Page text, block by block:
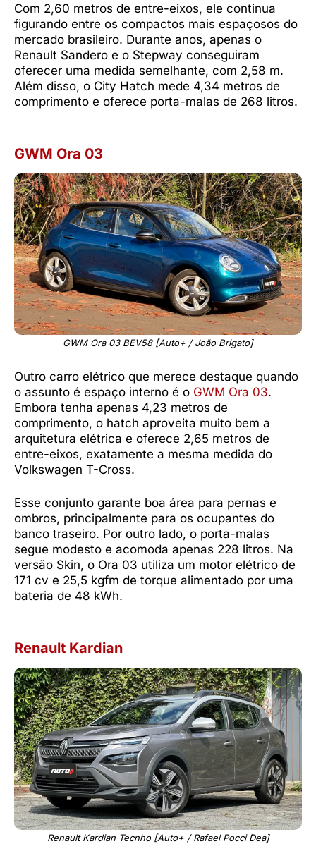
Com 2,60 metros de entre-eixos, ele continua
figurando entre os compactos mais espaçosos do
mercado brasileiro. Durante anos, apenas o
Renault Sandero e o Stepway conseguiram
oferecer uma medida semelhante, com 2,58 m.
Além disso, o City Hatch mede 4,34 metros de
comprimento e oferece porta-malas de 268 litros.
GWM Ora 03
GWM Ora 03 BEV58 [Auto+ / João Brigato]
Outro carro elétrico que merece destaque quando
o assunto é espaço interno é o GWM Ora 03.
Embora tenha apenas 4,23 metros de
comprimento, o hatch aproveita muito bem a
arquitetura elétrica e oferece 2,65 metros de
entre-eixos, exatamente a mesma medida do
Volkswagen T-Cross.
Esse conjunto garante boa área para pernas e
ombros, principalmente para os ocupantes do
banco traseiro. Por outro lado, o porta-malas
segue modesto e acomoda apenas 228 litros. Na
versão Skin, o Ora 03 utiliza um motor elétrico de
171 cv e 25,5 kgfm de torque alimentado por uma
bateria de 48 kWh.
Renault Kardian
Renault Kardian Tecnho [Auto+ / Rafael Pocci Dea]